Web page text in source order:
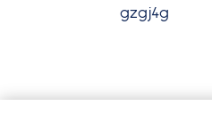
gzgj4g